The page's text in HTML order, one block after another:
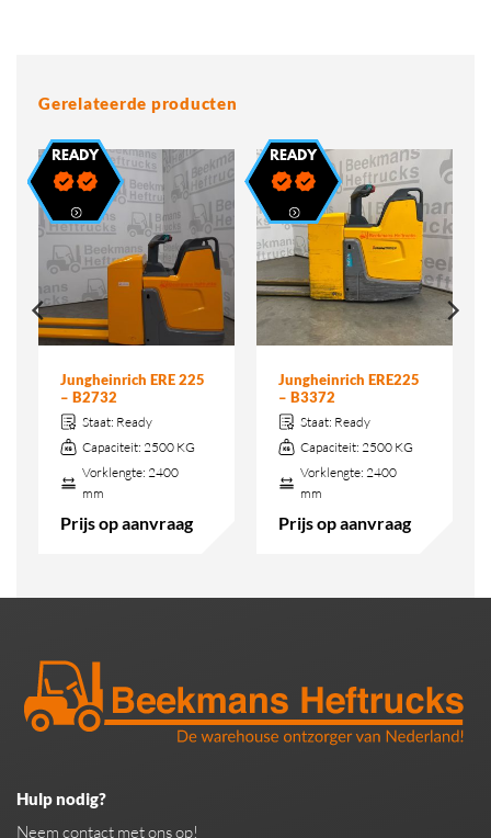
Gerelateerde producten
Jungheinrich ERE 225
– B2732
Staat: Ready
Capaciteit: 2500 KG
Vorklengte: 2400
mm
Prijs op aanvraag
Jungheinrich ERE225
– B3372
Staat: Ready
Capaciteit: 2500 KG
Vorklengte: 2400
mm
Prijs op aanvraag
Hulp nodig?
Neem contact met ons op!